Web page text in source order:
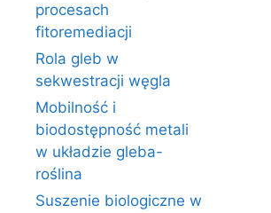
procesach
fitoremediacji
Rola gleb w
sekwestracji węgla
Mobilność i
biodostępność metali
w układzie gleba-
roślina
Suszenie biologiczne w